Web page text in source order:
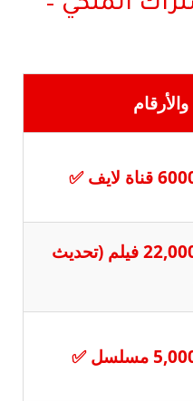
الملكي –
أكثر من 22,000 فيلم (تحديث